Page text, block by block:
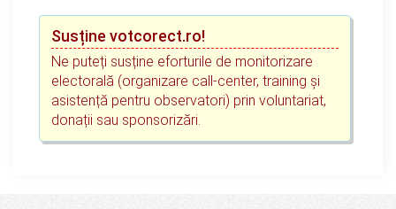
Susține votcorect.ro!
Ne puteți susține eforturile de monitorizare
electorală (organizare call-center, training și
asistență pentru observatori) prin voluntariat,
donații sau sponsorizări.